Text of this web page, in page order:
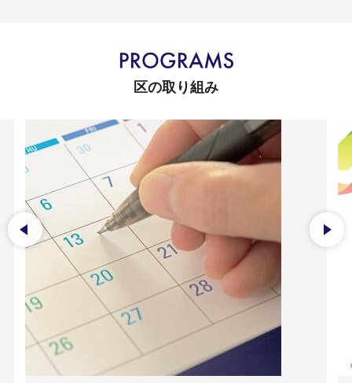
区の取り組み
前のスライドを表示 次